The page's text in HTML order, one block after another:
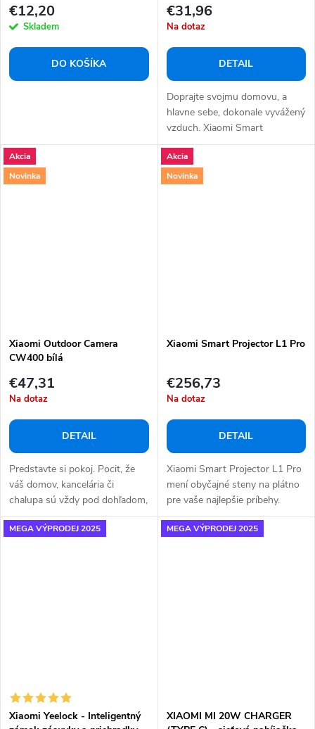
€12,20
Skladem
DO KOŠÍKA
€31,96
Na dotaz
DETAIL
Doprajte svojmu domovu, a
hlavne sebe, dokonale vyvážený
vzduch. Xiaomi Smart
Humidifier 2 EU je...
Akcia
Novinka
Xiaomi Outdoor Camera
CW400 bílá
€47,31
Na dotaz
DETAIL
Predstavte si pokoj. Pocit, že
váš domov, kancelária či
chalupa sú vždy pod dohľadom,
nech ste...
Akcia
Novinka
Xiaomi Smart Projector L1 Pro
€256,73
Na dotaz
DETAIL
Xiaomi Smart Projector L1 Pro
mení obyčajné steny na plátno
pre vaše najlepšie príbehy.
Zážitok z...
MEGA VÝPRODEJ 2025
Xiaomi Yeelock - Inteligentný
MEGA VÝPRODEJ 2025
XIAOMI MI 20W CHARGER